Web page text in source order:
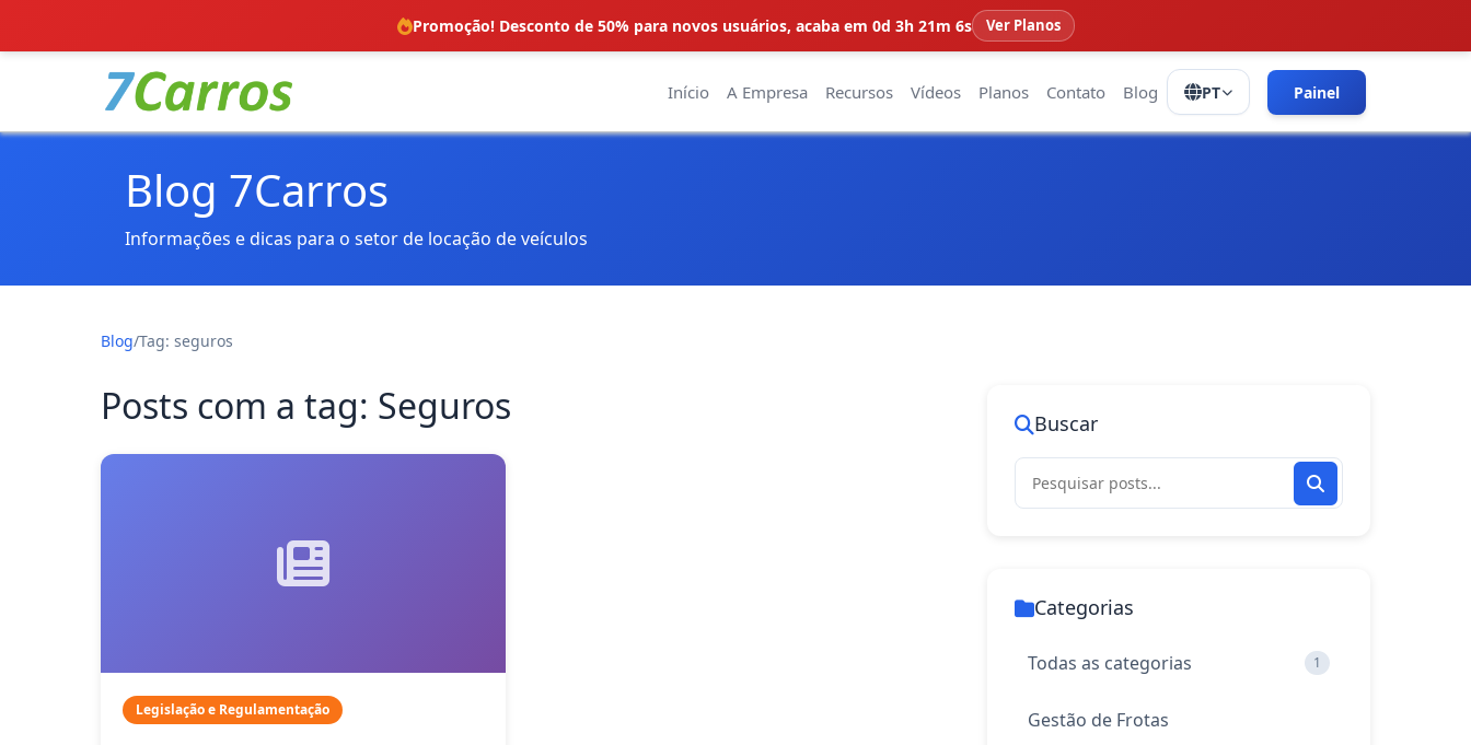
Promoção! Desconto de 50% para novos usuários, acaba em 0d 3h 21m 6s Ver Planos
Início A Empresa Recursos Vídeos Planos Contato Blog PT Painel
Blog 7Carros
Informações e dicas para o setor de locação de veículos
Blog/Tag: seguros
Posts com a tag: Seguros
Legislação e Regulamentação
Buscar
Categorias
Todas as categorias 1
Gestão de Frotas